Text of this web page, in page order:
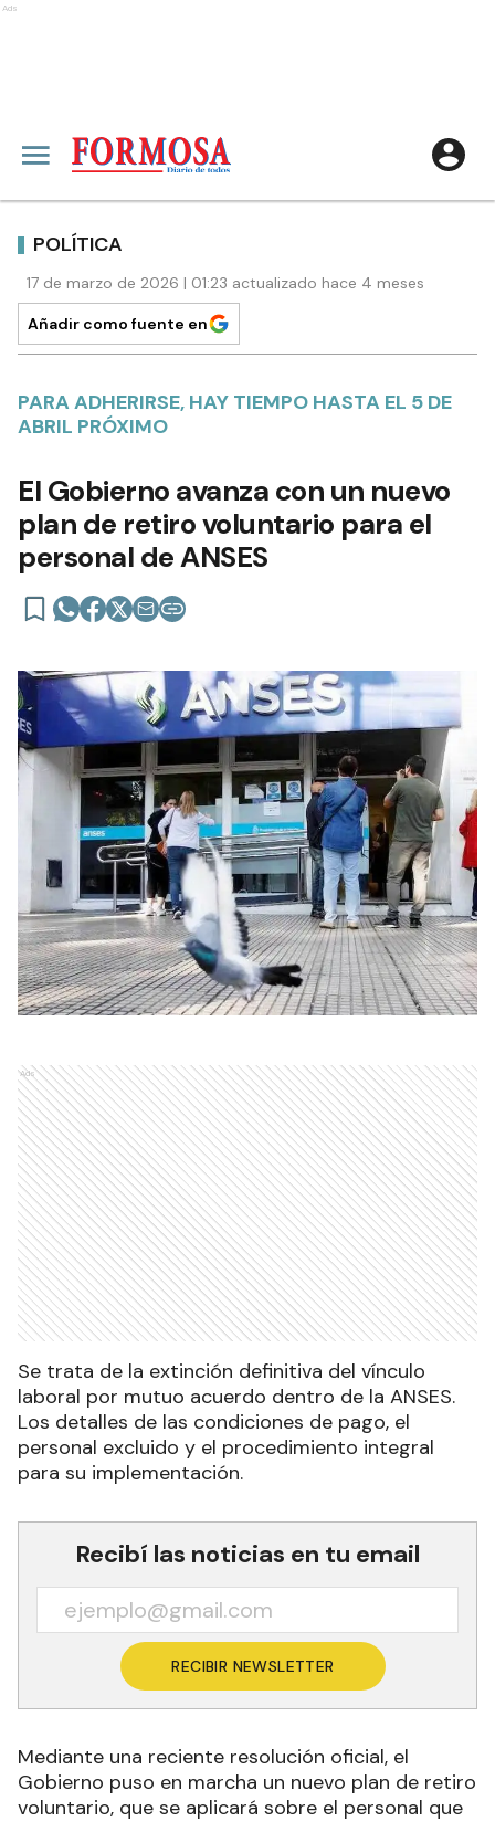
Ads
POLÍTICA
17 de marzo de 2026 | 01:23 actualizado hace 4 meses
Añadir como fuente en
PARA ADHERIRSE, HAY TIEMPO HASTA EL 5 DE
ABRIL PRÓXIMO
El Gobierno avanza con un nuevo
plan de retiro voluntario para el
personal de ANSES
Ads
Se trata de la extinción definitiva del vínculo
laboral por mutuo acuerdo dentro de la ANSES.
Los detalles de las condiciones de pago, el
personal excluido y el procedimiento integral
para su implementación.
Recibí las noticias en tu email
RECIBIR NEWSLETTER
Mediante una reciente resolución oficial, el
Gobierno puso en marcha un nuevo plan de retiro
voluntario, que se aplicará sobre el personal que